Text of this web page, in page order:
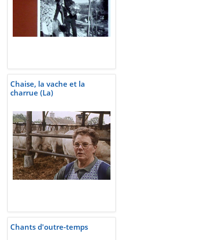
Chaise, la vache et la
charrue (La)
Chants d'outre-temps